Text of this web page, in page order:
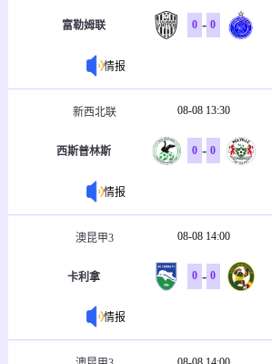
富勒姆联 0 - 0
情报
新西北联 08-08 13:30
西斯普林斯 0 - 0
情报
澳昆甲3 08-08 14:00
卡利拿 0 - 0
情报